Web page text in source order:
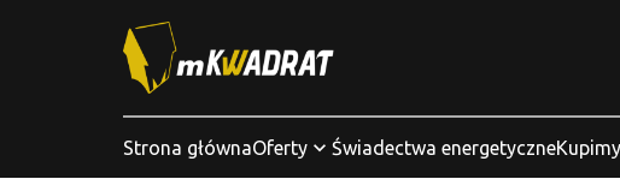
Strona głównaOferty Świadectwa energetyczneKupimy